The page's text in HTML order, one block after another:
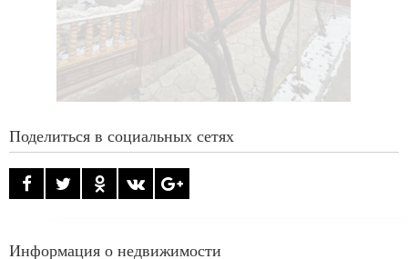
Поделиться в социальных сетях
Информация о недвижимости